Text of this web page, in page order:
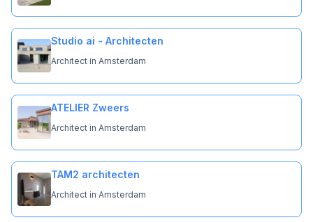
Studio ai - Architecten
Architect in Amsterdam
ATELIER Zweers
Architect in Amsterdam
TAM2 architecten
Architect in Amsterdam